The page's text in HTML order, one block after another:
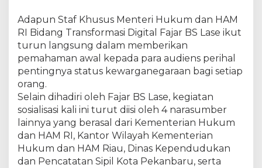
w
a
g
a
g
a
r
a
a
n
Adapun Staf Khusus Menteri Hukum dan HAM
RI Bidang Transformasi Digital Fajar BS Lase ikut
turun langsung dalam memberikan
pemahaman awal kepada para audiens perihal
pentingnya status kewarganegaraan bagi setiap
orang.
Selain dihadiri oleh Fajar BS Lase, kegiatan
sosialisasi kali ini turut diisi oleh 4 narasumber
lainnya yang berasal dari Kementerian Hukum
dan HAM RI, Kantor Wilayah Kementerian
Hukum dan HAM Riau, Dinas Kependudukan
dan Pencatatan Sipil Kota Pekanbaru, serta